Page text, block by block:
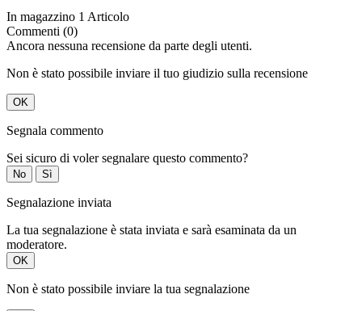
In magazzino 1 Articolo
Commenti (0)
Ancora nessuna recensione da parte degli utenti.
Non è stato possibile inviare il tuo giudizio sulla recensione
OK
Segnala commento
Sei sicuro di voler segnalare questo commento?
No Sì
Segnalazione inviata
La tua segnalazione è stata inviata e sarà esaminata da un
moderatore.
OK
Non è stato possibile inviare la tua segnalazione